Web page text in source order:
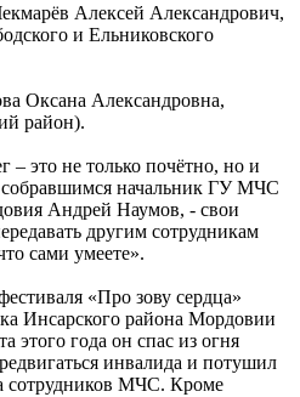
Алексей Александрович,
и Ельниковского
Оксана Александровна,
район).
– это не только почётно, но и
собравшимся начальник ГУ МЧС
Андрей Наумов, - свои
другим сотрудникам
сами умеете».
«Про зову сердца»
Инсарского района Мордовии
этого года он спас из огня
инвалида и потушил
сотрудников МЧС. Кроме